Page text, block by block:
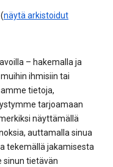
näytä arkistoidut
– hakemalla ja
ihmisiin tai
tietoja,
tarjoamaan
näyttämällä
auttamalla sinua
tekemällä jakamisesta
sinun tietävän